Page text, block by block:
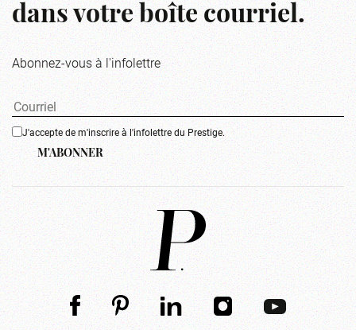
dans votre boîte courriel.
Abonnez-vous à l'infolettre
J'accepte de m'inscrire à l'infolettre du Prestige.
M'ABONNER